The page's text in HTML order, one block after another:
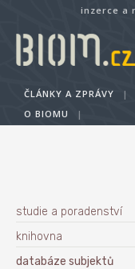
inzerce a
ČLÁNKY A ZPRÁVY |
O BIOMU
|
studie a poradenství
knihovna
databáze subjektů